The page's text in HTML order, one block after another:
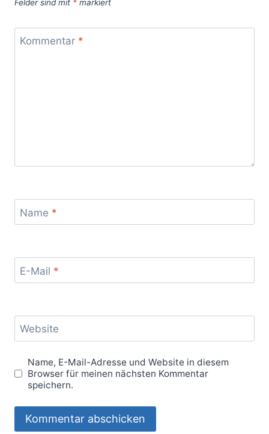
Felder sind mit * markiert
Kommentar *
Name *
E-Mail *
Website
Name, E-Mail-Adresse und Website in diesem
Browser für meinen nächsten Kommentar
speichern.